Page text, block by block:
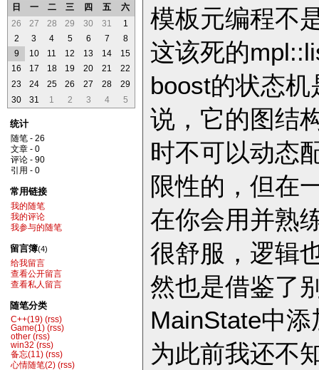
日
一 二 三 四 五
六
26
27 28 29 30 31
1
2
3 4 5 6 7
8
9
10 11 12 13 14
15
16
17 18 19 20 21
22
23
24 25 26 27 28
29
30
31 1 2 3 4 5
统计
随笔 - 26
文章 - 0
评论 - 90
引用 - 0
常用链接
我的随笔
我的评论
我参与的随笔
留言簿(4)
给我留言
查看公开留言
查看私人留言
随笔分类
C++(19) (rss)
Game(1) (rss)
other (rss)
win32 (rss)
备忘(11) (rss)
心情随笔(2) (rss)
模板元编程不
这该死的
boost的状态
说，它的图结
时不可以动态
限性的，但在
在你会用并熟
很舒服，逻辑
然也是借鉴了
MainState中
为此前我还不